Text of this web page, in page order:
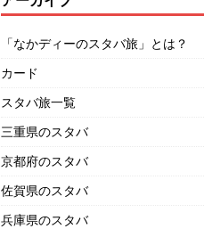
「なかディーのスタバ旅」とは？
カード
スタバ旅一覧
三重県のスタバ
京都府のスタバ
佐賀県のスタバ
兵庫県のスタバ